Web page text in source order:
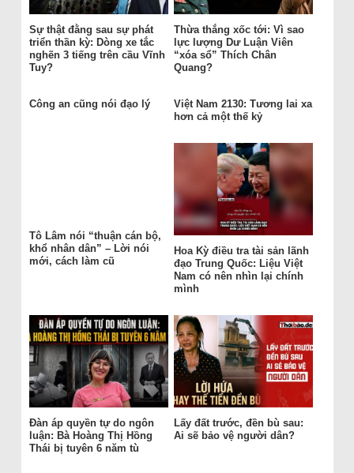
Sự thật đằng sau sự phát
triển thần kỳ: Dòng xe tắc
nghẽn 3 tiếng trên cầu Vĩnh
Tuy?
Thừa thắng xốc tới: Vì sao
lực lượng Dư Luận Viên
“xóa sổ” Thích Chân
Quang?
Công an cũng nói đạo lý
Việt Nam 2130: Tương lai xa
hơn cả một thế kỷ
Tô Lâm nói “thuận cán bộ,
khổ nhân dân” – Lời nói
mới, cách làm cũ
Hoa Kỳ điều tra tài sản lãnh
đạo Trung Quốc: Liệu Việt
Nam có nên nhìn lại chính
mình
Đàn áp quyền tự do ngôn
luận: Bà Hoàng Thị Hồng
Thái bị tuyên 6 năm tù
Lấy đất trước, đền bù sau:
Ai sẽ bảo vệ người dân?